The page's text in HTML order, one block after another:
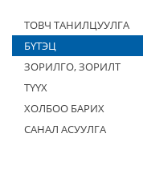
ТОВЧ ТАНИЛЦУУЛГА
БҮТЭЦ
ЗОРИЛГО, ЗОРИЛТ
ТҮҮХ
ХОЛБОО БАРИХ
САНАЛ АСУУЛГА